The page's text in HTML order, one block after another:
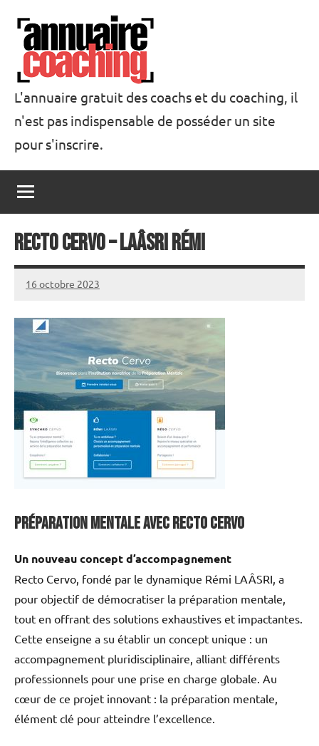
contenu
Annuaire
Coaching
L'annuaire gratuit des coachs et du coaching, il
n'est pas indispensable de posséder un site
pour s'inscrire.
Recto Cervo – LAÂSRI Rémi
16 octobre 2023
annuairecoaching
Préparation mentale avec Recto Cervo
Un nouveau concept d’accompagnement
Recto Cervo, fondé par le dynamique Rémi LAÂSRI, a
pour objectif de démocratiser la préparation mentale,
tout en offrant des solutions exhaustives et impactantes.
Cette enseigne a su établir un concept unique : un
accompagnement pluridisciplinaire, alliant différents
professionnels pour une prise en charge globale. Au
cœur de ce projet innovant : la préparation mentale,
élément clé pour atteindre l’excellence.